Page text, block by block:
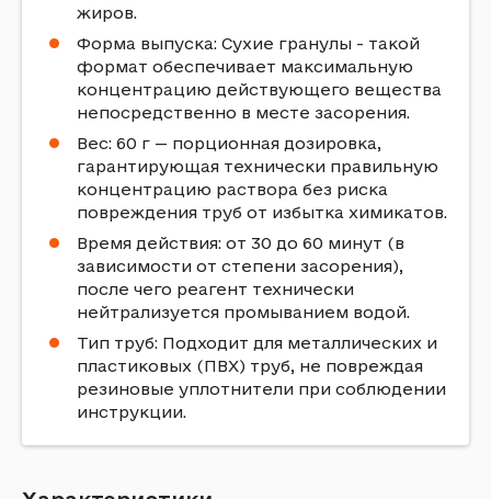
жиров.
Форма выпуска: Сухие гранулы - такой
формат обеспечивает максимальную
концентрацию действующего вещества
непосредственно в месте засорения.
Вес: 60 г — порционная дозировка,
гарантирующая технически правильную
концентрацию раствора без риска
повреждения труб от избытка химикатов.
Время действия: от 30 до 60 минут (в
зависимости от степени засорения),
после чего реагент технически
нейтрализуется промыванием водой.
Тип труб: Подходит для металлических и
пластиковых (ПВХ) труб, не повреждая
резиновые уплотнители при соблюдении
инструкции.